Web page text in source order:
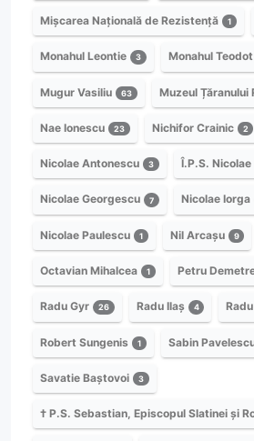
Mișcarea Națională de Rezistență 1
Monahul Leontie 3 Monahul Teodot
Mugur Vasiliu 63 Muzeul Țăranului
Nae Ionescu 23 Nichifor Crainic 2
Nicolae Antonescu 3 Î.P.S. Nicolae
Nicolae Georgescu 7 Nicolae Iorga
Nicolae Paulescu 1 Nil Arcașu 9
Octavian Mihalcea 1 Petru
Radu Gyr 26 Radu Ilaș 4
Robert Sungenis 1 Sabin
Savatie Baștovoi 3
† P.S. Sebastian, Episcopul Slatinei și